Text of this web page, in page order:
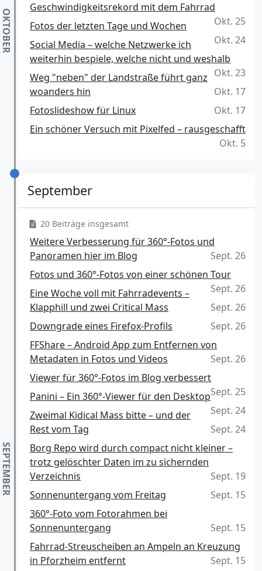
Geschwindigkeitsrekord mit dem Fahrrad
Okt. 25
Fotos der letzten Tage und Wochen
Okt. 24
Social Media – welche Netzwerke ich
weiterhin bespiele, welche nicht und weshalb
Okt. 23
Weg "neben" der Landstraße führt ganz
woanders hin
Okt. 17
Fotoslideshow für Linux
Okt. 17
Ein schöner Versuch mit Pixelfed – rausgeschafft
Okt. 5
September
20 Beiträge insgesamt
Weitere Verbesserung für 360°-Fotos und
Panoramen hier im Blog
Sept. 26
Fotos und 360°-Fotos von einer schönen Tour
Sept. 26
Eine Woche voll mit Fahrradevents –
Klapphill und zwei Critical Mass
Sept. 26
Downgrade eines Firefox-Profils
Sept. 26
FFShare – Android App zum Entfernen von
Metadaten in Fotos und Videos
Sept. 26
Viewer für 360°-Fotos im Blog verbessert
Sept. 25
Panini – Ein 360°-Viewer für den Desktop
Sept. 24
Zweimal Kidical Mass bitte – und der
Rest vom Tag
Sept. 24
Borg Repo wird durch compact nicht kleiner –
trotz gelöschter Daten im zu sichernden
Verzeichnis
Sept. 19
Sonnenuntergang vom Freitag
Sept. 15
360°-Foto vom Fotorahmen bei
Sonnenuntergang
Sept. 15
Fahrrad-Streuscheiben an Ampeln an Kreuzung
in Pforzheim entfernt
Sept. 15